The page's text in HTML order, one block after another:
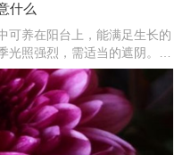
什么
可养在阳台上，能满足生长的
光照强烈，需适当的遮阴。为
前施足底肥。除了基肥之外，
意水分施加，一般是土壤发